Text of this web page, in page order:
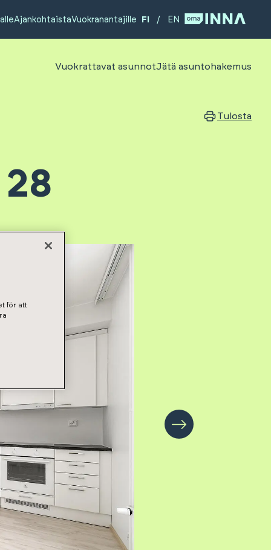
AjankohtaistaVuokranantajille FI / EN
Vuokrattavat asunnotJätä asuntohakemus
Tulosta
för att